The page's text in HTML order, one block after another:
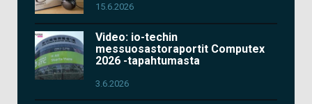
15.6.2026
Video: io-techin
messuosastoraportit Computex
2026 -tapahtumasta
3.6.2026